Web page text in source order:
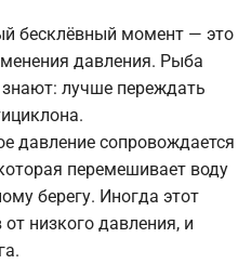
бесклёвный момент — это
давления. Рыба
лучше переждать
давление сопровождается
перемешивает воду
берегу. Иногда этот
низкого давления, и